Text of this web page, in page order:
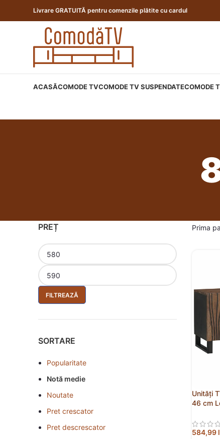
Livrare GRATUITĂ pentru comenzile plătite cu cardul
ACASĂCOMODE TVCOMODE TV SUSPENDATECOMODE
PREȚ
FILTREAZĂ
SORTARE
Popularitate
Notă medie
Noutate
Pret crescator
Pret descrescator
Prima
Unități
46 cm
584,99